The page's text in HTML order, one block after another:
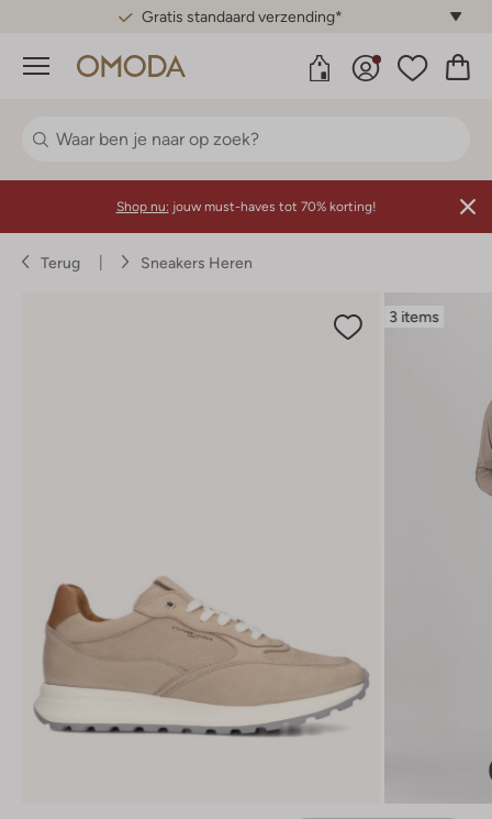
Gratis standaard verzending*
Menu
Shop nu: jouw must-haves tot 70% korting!
Terug Sneakers Heren
3 items